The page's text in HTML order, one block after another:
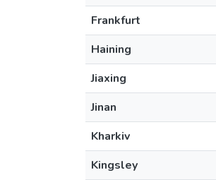
Frankfurt
Haining
Jiaxing
Jinan
Kharkiv
Kingsley